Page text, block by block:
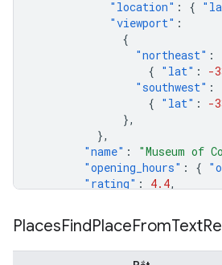
"location" : {
"viewport" :
{
"northeast" :
{ "lat" : -
"southwest" :
{ "lat" : -
},
},
"name" :
"Museum of
"opening_hours" : {
"rating" : 4.4,
],
"status": "OK",
}
PlacesFindPlaceFromText